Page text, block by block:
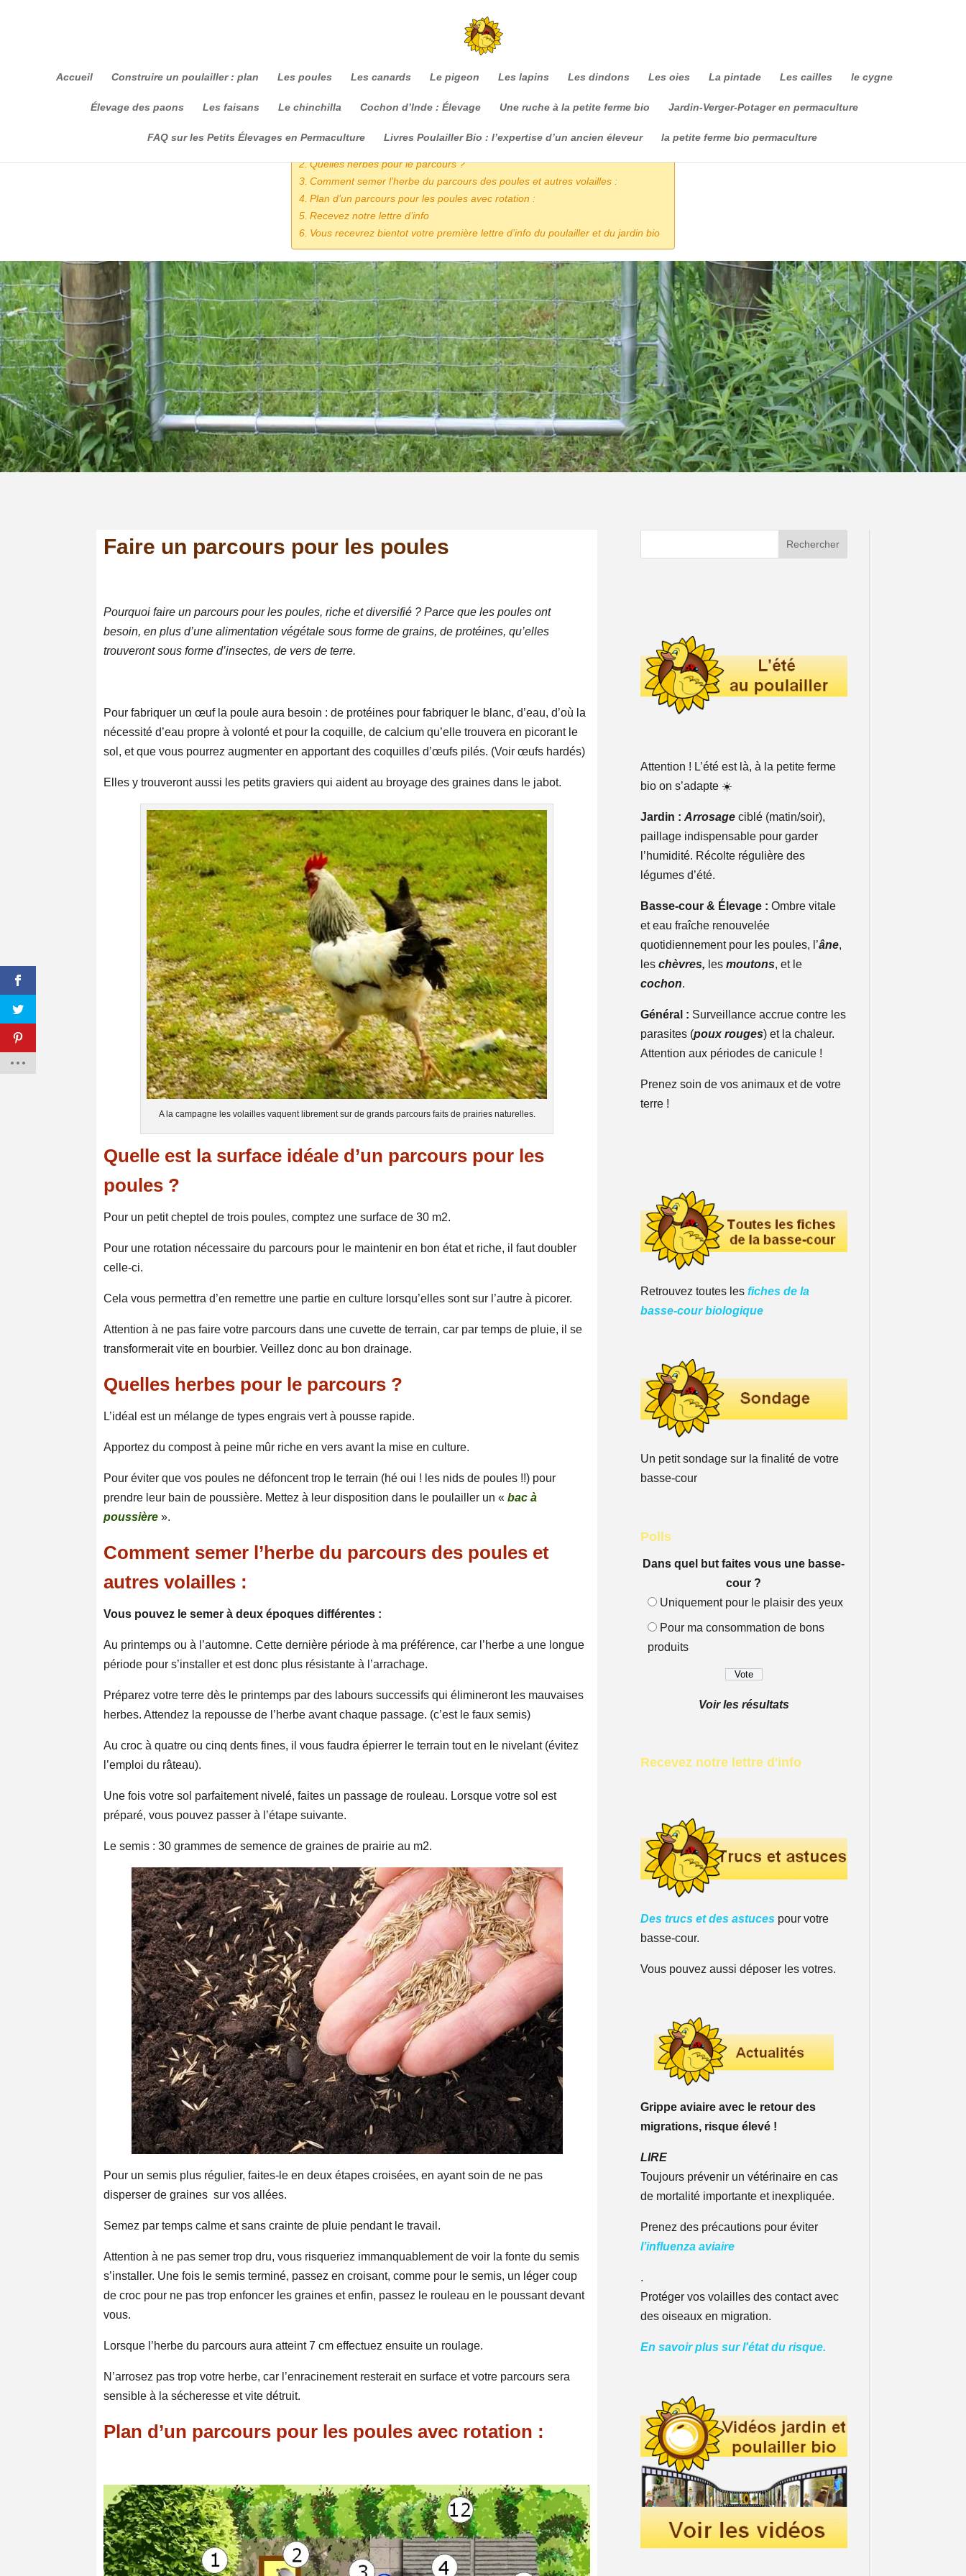
Accueil Construire un poulailler : plan Les poules Les canards Le pigeon Les lapins Les dindons Les oies La pintade Les cailles le cygne
Élevage des paons Les faisans Le chinchilla Cochon d’Inde : Élevage Une ruche à la petite ferme bio Jardin-Verger-Potager en permaculture
FAQ sur les Petits Élevages en Permaculture Livres Poulailler Bio : l’expertise d’un ancien éleveur la petite ferme bio permaculture
Quelle est la surface idéale d’un parcours pour les poules ?
Quelles herbes pour le parcours ?
Comment semer l’herbe du parcours des poules et autres volailles :
Plan d’un parcours pour les poules avec rotation :
Recevez notre lettre d’info
Vous recevrez bientot votre première lettre d’info du poulailler et du jardin bio
Faire un parcours pour les poules
Pourquoi faire un parcours pour les poules, riche et diversifié ? Parce que les poules ont
besoin, en plus d’une alimentation végétale sous forme de grains, de protéines, qu’elles
trouveront sous forme d’insectes, de vers de terre.
Pour fabriquer un œuf la poule aura besoin : de protéines pour fabriquer le blanc, d’eau, d’où la
nécessité d’eau propre à volonté et pour la coquille, de calcium qu’elle trouvera en picorant le
sol, et que vous pourrez augmenter en apportant des coquilles d’œufs pilés. (Voir œufs hardés)
Elles y trouveront aussi les petits graviers qui aident au broyage des graines dans le jabot.
A la campagne les volailles vaquent librement sur de grands parcours faits de prairies naturelles.
Quelle est la surface idéale d’un parcours pour les
poules ?
Pour un petit cheptel de trois poules, comptez une surface de 30 m2.
Pour une rotation nécessaire du parcours pour le maintenir en bon état et riche, il faut doubler
celle-ci.
Cela vous permettra d’en remettre une partie en culture lorsqu’elles sont sur l’autre à picorer.
Attention à ne pas faire votre parcours dans une cuvette de terrain, car par temps de pluie, il se
transformerait vite en bourbier. Veillez donc au bon drainage.
Quelles herbes pour le parcours ?
L’idéal est un mélange de types engrais vert à pousse rapide.
Apportez du compost à peine mûr riche en vers avant la mise en culture.
Pour éviter que vos poules ne défoncent trop le terrain (hé oui ! les nids de poules !!) pour
prendre leur bain de poussière. Mettez à leur disposition dans le poulailler un « bac à
poussière».
Comment semer l’herbe du parcours des poules et
autres volailles :
Vous pouvez le semer à deux époques différentes :
Au printemps ou à l’automne. Cette dernière période à ma préférence, car l’herbe a une longue
période pour s’installer et est donc plus résistante à l’arrachage.
Préparez votre terre dès le printemps par des labours successifs qui élimineront les mauvaises
herbes. Attendez la repousse de l’herbe avant chaque passage. (c’est le faux semis)
Au croc à quatre ou cinq dents fines, il vous faudra épierrer le terrain tout en le nivelant (évitez
l’emploi du râteau).
Une fois votre sol parfaitement nivelé, faites un passage de rouleau. Lorsque votre sol est
préparé, vous pouvez passer à l’étape suivante.
Le semis : 30 grammes de semence de graines de prairie au m2.
Pour un semis plus régulier, faites-le en deux étapes croisées, en ayant soin de ne pas
disperser de graines sur vos allées.
Semez par temps calme et sans crainte de pluie pendant le travail.
Attention à ne pas semer trop dru, vous risqueriez immanquablement de voir la fonte du semis
s’installer. Une fois le semis terminé, passez en croisant, comme pour le semis, un léger coup
de croc pour ne pas trop enfoncer les graines et enfin, passez le rouleau en le poussant devant
vous.
Lorsque l’herbe du parcours aura atteint 7 cm effectuez ensuite un roulage.
N’arrosez pas trop votre herbe, car l’enracinement resterait en surface et votre parcours sera
sensible à la sécheresse et vite détruit.
Plan d’un parcours pour les poules avec rotation :
Attention ! L’été est là, à la petite ferme
bio on s’adapte ☀️
Jardin : Arrosageciblé (matin/soir),
paillage indispensable pour garder
l’humidité. Récolte régulière des
légumes d’été.
Basse-cour & Élevage : Ombre vitale
et eau fraîche renouvelée
quotidiennement pour les poules, l’âne,
les chèvres, les moutons, et le
cochon.
Général : Surveillance accrue contre les
parasites (poux rouges) et la chaleur.
Attention aux périodes de canicule !
Prenez soin de vos animaux et de votre
terre !
Retrouvez toutes les fiches de la
basse-cour biologique
Un petit sondage sur la finalité de votre
basse-cour
Polls
Dans quel but faites vous une basse-
cour ?
Uniquement pour le plaisir des yeux
Pour ma consommation de bons
produits
Voir les résultats
Recevez notre lettre d'info
Des trucs et des astucespour votre
basse-cour.
Vous pouvez aussi déposer les votres.
Grippe aviaire avec le retour des
migrations, risque élevé !
LIRE
Toujours prévenir un vétérinaire en cas
de mortalité importante et inexpliquée.
Prenez des précautions pour éviter
l’influenza aviaire
.
Protéger vos volailles des contact avec
des oiseaux en migration.
En savoir plus sur l'état du risque.